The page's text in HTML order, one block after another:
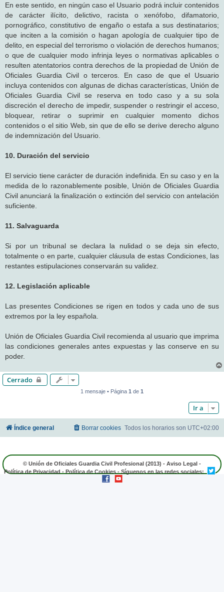
En este sentido, en ningún caso el Usuario podrá incluir contenidos
de carácter ilícito, delictivo, racista o xenófobo, difamatorio,
pornográfico, constitutivo de engaño o estafa a sus destinatarios;
que inciten a la comisión o hagan apología de cualquier tipo de
delito, en especial del terrorismo o violación de derechos humanos;
o que de cualquier modo infrinja leyes o normativas aplicables o
resulten atentatorios contra derechos de la propiedad de Unión de
Oficiales Guardia Civil o terceros. En caso de que el Usuario
incluya contenidos con algunas de dichas características, Unión de
Oficiales Guardia Civil se reserva en todo caso y a su sola
discreción el derecho de impedir, suspender o restringir el acceso,
bloquear, retirar o suprimir en cualquier momento dichos
contenidos o el sitio Web, sin que de ello se derive derecho alguno
de indemnización del Usuario.
10. Duración del servicio
El servicio tiene carácter de duración indefinida. En su caso y en la
medida de lo razonablemente posible, Unión de Oficiales Guardia
Civil anunciará la finalización o extinción del servicio con antelación
suficiente.
11. Salvaguarda
Si por un tribunal se declara la nulidad o se deja sin efecto,
totalmente o en parte, cualquier cláusula de estas Condiciones, las
restantes estipulaciones conservarán su validez.
12. Legislación aplicable
Las presentes Condiciones se rigen en todos y cada uno de sus
extremos por la ley española.
Unión de Oficiales Guardia Civil recomienda al usuario que imprima
las condiciones generales antes expuestas y las conserve en su
poder.
Cerrado
1 mensaje • Página 1 de 1
Ir a
Índice general Todos los horarios son UTC+02:00
Borrar cookies
© Unión de Oficiales Guardia Civil Profesional (2013) - Aviso Legal -
Política de Privacidad - Política de Cookies - Síguenos en las redes sociales: